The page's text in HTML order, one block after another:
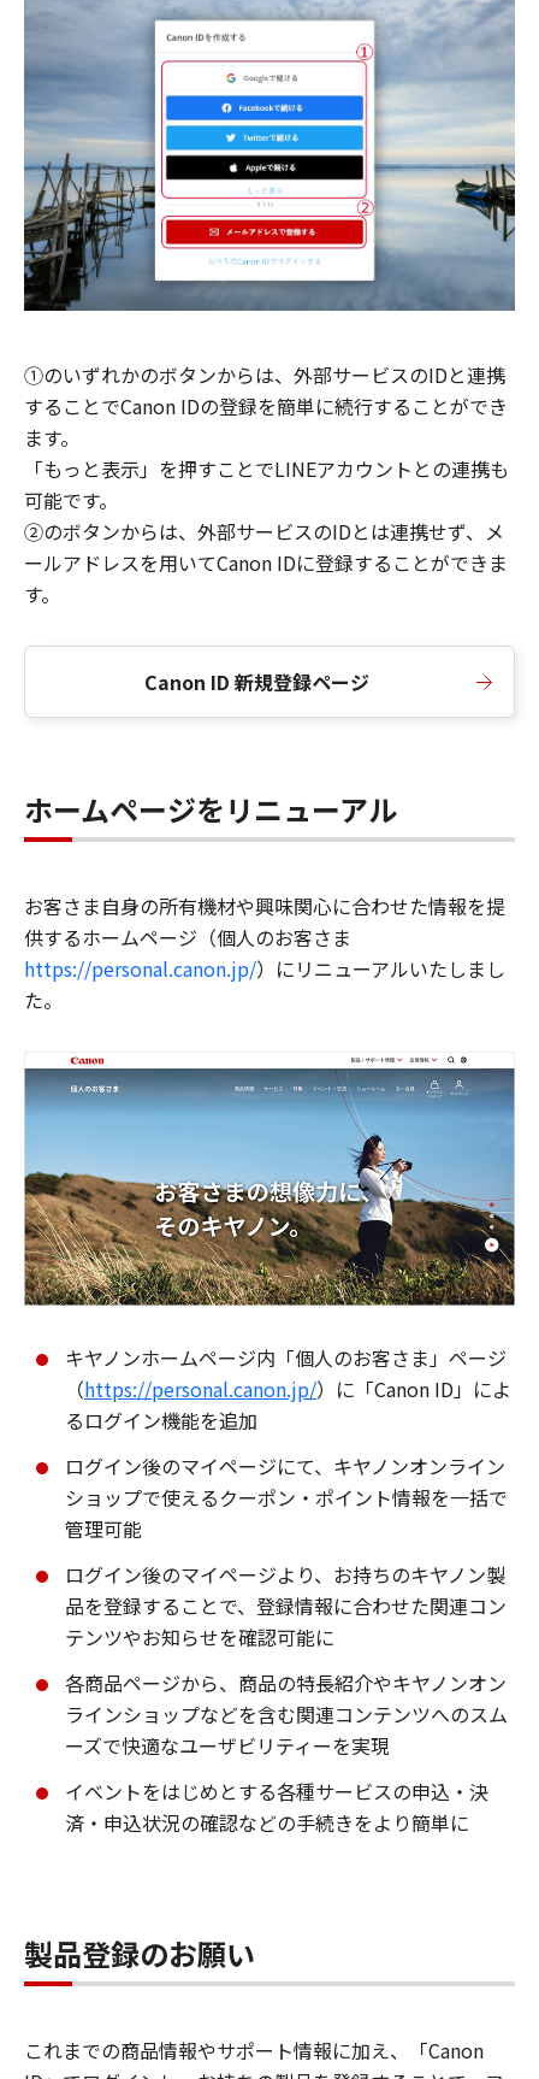
①のいずれかのボタンからは、外部サービスのIDと連携
することでCanon IDの登録を簡単に続行することができ
ます。
「もっと表示」を押すことでLINEアカウントとの連携も
可能です。
②のボタンからは、外部サービスのIDとは連携せず、メ
ールアドレスを用いてCanon IDに登録することができま
す。
Canon ID 新規登録ページ
ホームページをリニューアル
お客さま自身の所有機材や興味関心に合わせた情報を提
供するホームページ（個人のお客さま
https://personal.canon.jp/）にリニューアルいたしまし
た。
キヤノンホームページ内「個人のお客さま」ページ
（https://personal.canon.jp/）に「Canon ID」によ
るログイン機能を追加
ログイン後のマイページにて、キヤノンオンライン
ショップで使えるクーポン・ポイント情報を一括で
管理可能
ログイン後のマイページより、お持ちのキヤノン製
品を登録することで、登録情報に合わせた関連コン
テンツやお知らせを確認可能に
各商品ページから、商品の特長紹介やキヤノンオン
ラインショップなどを含む関連コンテンツへのスム
ーズで快適なユーザビリティーを実現
イベントをはじめとする各種サービスの申込・決
済・申込状況の確認などの手続きをより簡単に
製品登録のお願い
これまでの商品情報やサポート情報に加え、「Canon